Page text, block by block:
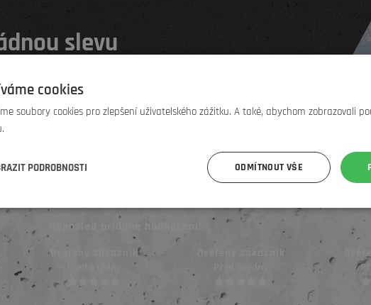
slevu
nebude líbit
Naposled přidané hodnocení::
Ověřený zákazník Ověřený zákazník
Před 3 týdny
cookies
soubory cookies pro zlepšení uživatelského zážitku. A také, abychom zobrazovali
ODMÍTNOUT VŠE
PODROBNOSTI